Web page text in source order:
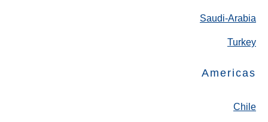
Saudi-Arabia
Turkey
Americas
Chile